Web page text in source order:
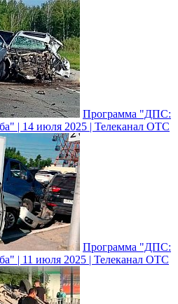
Программа "ДПС:
| 14 июля 2025 | Телеканал ОТС
Программа "ДПС:
| 11 июля 2025 | Телеканал ОТС